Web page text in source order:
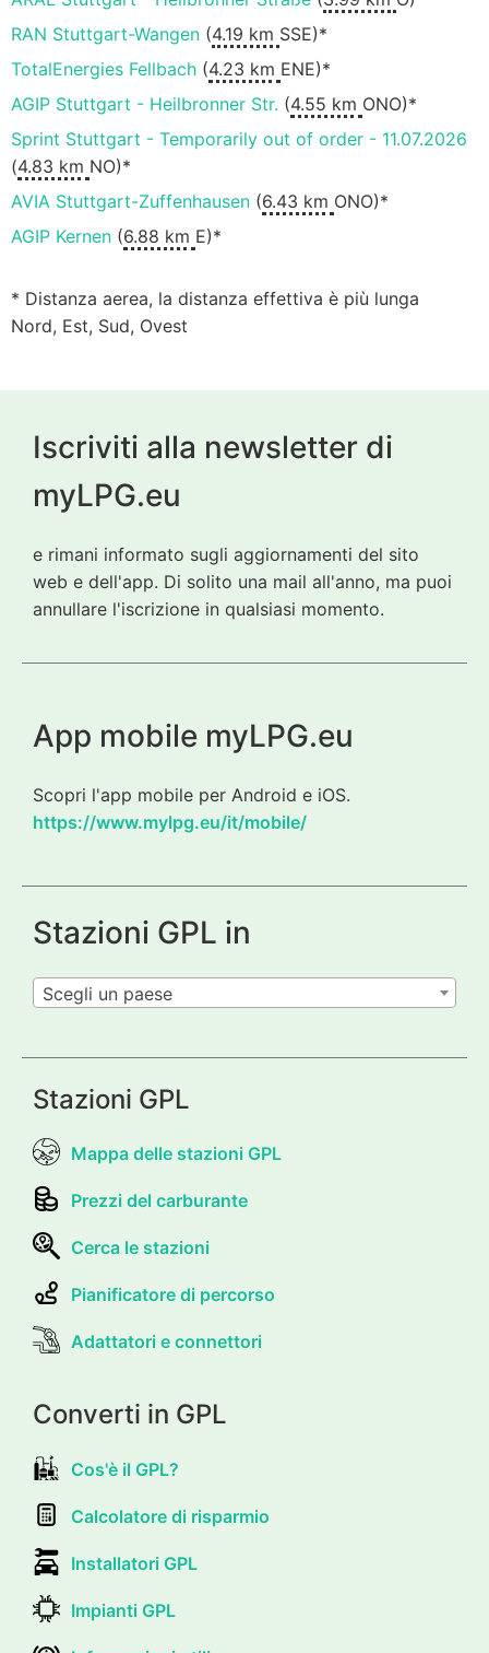
RAN Stuttgart-Wangen (4.19 km SSE)*
TotalEnergies Fellbach (4.23 km ENE)*
AGIP Stuttgart - Heilbronner Str. (4.55 km ONO)*
Sprint Stuttgart - Temporarily out of order - 11.07.2026
(4.83 km NO)*
AVIA Stuttgart-Zuffenhausen (6.43 km ONO)*
AGIP Kernen (6.88 km E)*
* Distanza aerea, la distanza effettiva è più lunga
Nord, Est, Sud, Ovest
Iscriviti alla newsletter di
myLPG.eu
e rimani informato sugli aggiornamenti del sito
web e dell'app. Di solito una mail all'anno, ma puoi
annullare l'iscrizione in qualsiasi momento.
App mobile myLPG.eu
Scopri l'app mobile per Android e iOS.
https://www.mylpg.eu/it/mobile/
Stazioni GPL in
Scegli un paese
Stazioni GPL
Mappa delle stazioni GPL
Prezzi del carburante
Cerca le stazioni
Pianificatore di percorso
Adattatori e connettori
Converti in GPL
Cos'è il GPL?
Calcolatore di risparmio
Installatori GPL
Impianti GPL